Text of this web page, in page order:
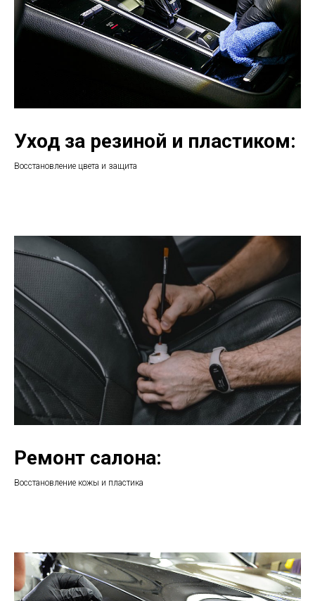
Уход за резиной и пластиком:
Восстановление цвета и защита
Ремонт салона:
Восстановление кожы и пластика